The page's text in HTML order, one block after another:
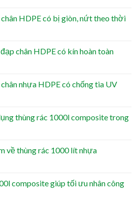
HDPE có bị giòn, nứt theo thời
chân HDPE có kín hoàn toàn
nhựa HDPE có chống tia UV
thùng rác 1000l composite trong
về thùng rác 1000 lít nhựa
composite giúp tối ưu nhân công